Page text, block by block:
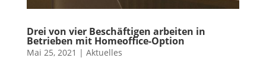
Drei von vier Beschäftigen arbeiten in
Betrieben mit Homeoffice-Option
Mai 25, 2021 | Aktuelles